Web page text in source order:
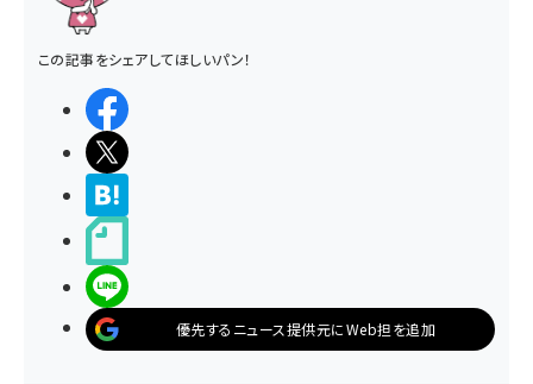
この記事をシェアしてほしいパン！
優先するニュース提供元にWeb担を追加